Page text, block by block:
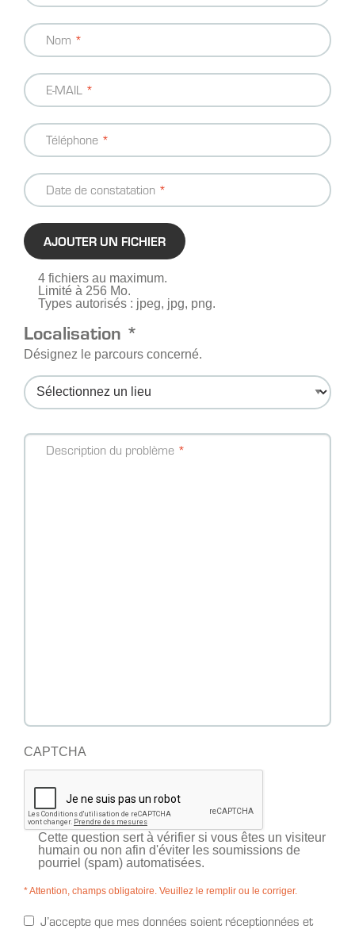
Nom
E-MAIL
Téléphone
Date de constatation
AJOUTER UN FICHIER
4 fichiers au maximum.
Limité à 256 Mo.
Types autorisés : jpeg, jpg, png.
Localisation *
Désignez le parcours concerné.
Message
Description du problème
CAPTCHA
Cette question sert à vérifier si vous êtes un visiteur
humain ou non afin d'éviter les soumissions de
pourriel (spam) automatisées.
* Attention, champs obligatoire. Veuillez le remplir ou le corriger.
J’accepte que mes données soient réceptionnées et